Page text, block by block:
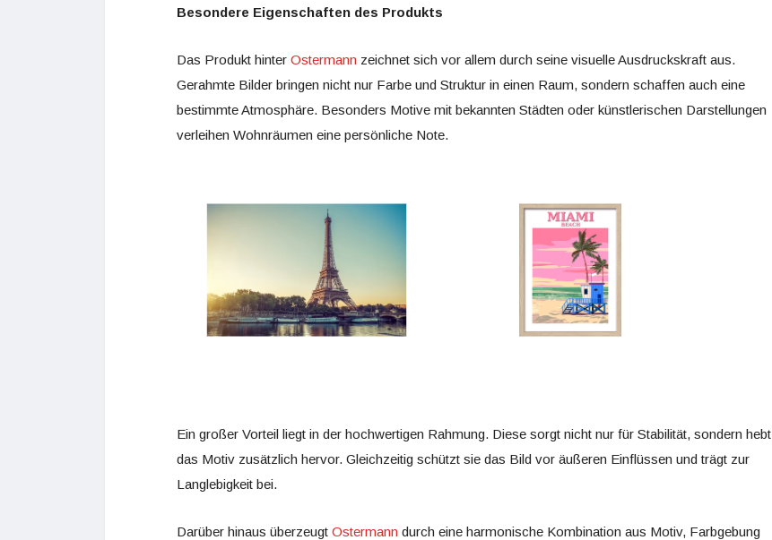
Besondere Eigenschaften des Produkts
Das Produkt hinter Ostermann zeichnet sich vor allem durch seine visuelle Ausdruckskraft aus.
Gerahmte Bilder bringen nicht nur Farbe und Struktur in einen Raum, sondern schaffen auch eine
bestimmte Atmosphäre. Besonders Motive mit bekannten Städten oder künstlerischen Darstellungen
verleihen Wohnräumen eine persönliche Note.
Ein großer Vorteil liegt in der hochwertigen Rahmung. Diese sorgt nicht nur für Stabilität, sondern hebt
das Motiv zusätzlich hervor. Gleichzeitig schützt sie das Bild vor äußeren Einflüssen und trägt zur
Langlebigkeit bei.
Darüber hinaus überzeugt Ostermann durch eine harmonische Kombination aus Motiv, Farbgebung